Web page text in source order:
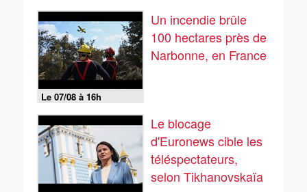
Le 07/08 à 16h
Un incendie brûle
100 hectares près de
Narbonne, en France
Le blocage
d'Euronews cible les
téléspectateurs,
selon Tikhanovskaïa